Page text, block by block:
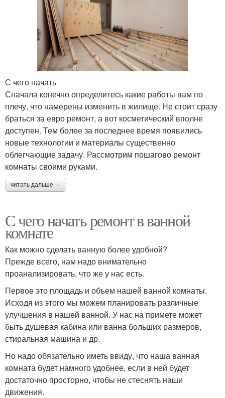
С чего начать
Сначала конечно определитесь какие работы вам по
плечу, что намерены изменить в жилище. Не стоит сразу
браться за евро ремонт, а вот косметический вполне
доступен. Тем более за последнее время появились
новые технологии и материалы существенно
облегчающие задачу. Рассмотрим пошагово ремонт
комнаты своими руками.
читать дальше →
С чего начать ремонт в ванной
комнате
Как можно сделать ванную более удобной?
Прежде всего, нам надо внимательно
проанализировать, что же у нас есть.
Первое это площадь и объем нашей ванной комнаты.
Исходя из этого мы можем планировать различные
улучшения в нашей ванной. У нас на примете может
быть душевая кабина или ванна больших размеров,
стиральная машина и др.
Но надо обязательно иметь ввиду, что наша ванная
комната будет намного удобнее, если в ней будет
достаточно просторно, чтобы не стеснять наши
движения.